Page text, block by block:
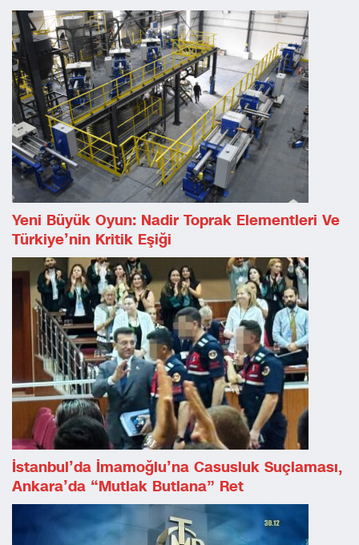
Yeni Büyük Oyun: Nadir Toprak Elementleri Ve
Türkiye’nin Kritik Eşiği
İstanbul’da İmamoğlu’na Casusluk Suçlaması,
Ankara’da “Mutlak Butlana” Ret